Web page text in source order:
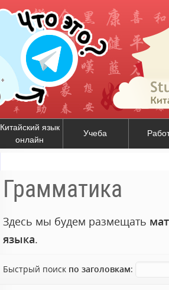
Китайский язык
онлайн
Учеба
Грамматика
Здесь мы будем размещать
языка.
Быстрый поиск по заголовкам: